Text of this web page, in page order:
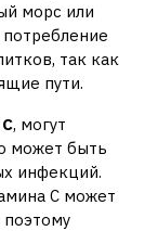
морс или
так как
пути.
, могут
может быть
инфекций.
С может